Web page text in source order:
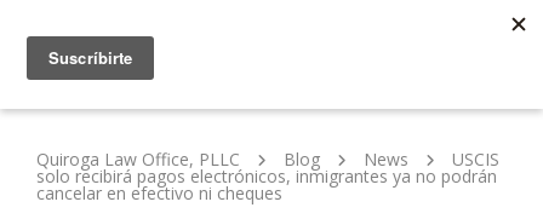
Quiroga Law Office, PLLC Blog News USCIS
solo recibirá pagos electrónicos, inmigrantes ya no podrán
cancelar en efectivo ni cheques